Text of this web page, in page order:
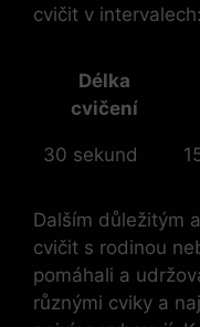
cvičit v intervalech:
Délka
cvičení
30 sekund
Dalším důležitým
cvičit s rodinou
pomáhali a
různými cviky a